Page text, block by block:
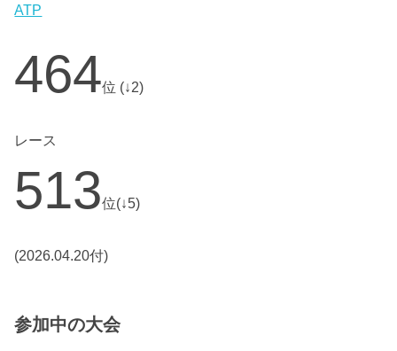
ATP
464位 (↓2)
レース
513位(↓5)
(2026.04.20付)
参加中の大会